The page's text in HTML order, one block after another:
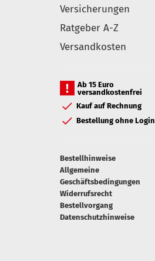
Versicherungen
Ratgeber A-Z
Versandkosten
Ab 15 Euro
versandkostenfrei
Kauf auf Rechnung
Bestellung ohne Login
Bestellhinweise
Allgemeine
Geschäftsbedingungen
Widerrufsrecht
Bestellvorgang
Datenschutzhinweise